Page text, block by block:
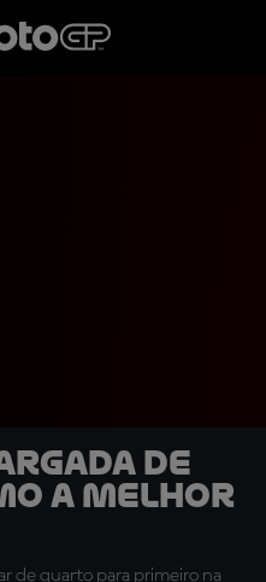
de
a melhor
de quarto para primeiro na